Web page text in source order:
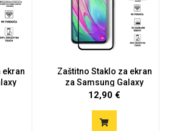
ekran
Zaštitno Staklo za ekran
za Samsung Galaxy
A40...
12,90 €
Obiteljski motivi